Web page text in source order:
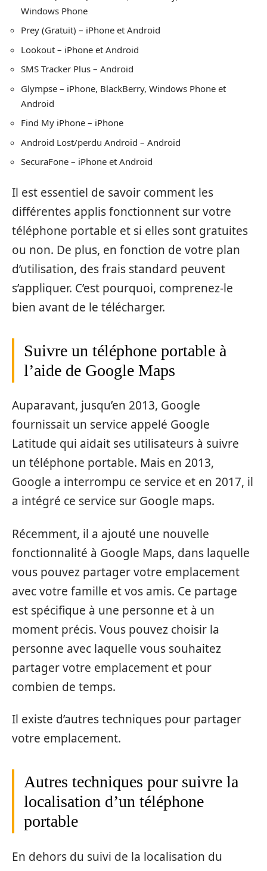
Windows Phone
Prey (Gratuit) – iPhone et Android
Lookout – iPhone et Android
SMS Tracker Plus – Android
Glympse – iPhone, BlackBerry, Windows Phone et
Android
Find My iPhone – iPhone
Android Lost/perdu Android – Android
SecuraFone – iPhone et Android
Il est essentiel de savoir comment les
différentes applis fonctionnent sur votre
téléphone portable et si elles sont gratuites
ou non. De plus, en fonction de votre plan
d’utilisation, des frais standard peuvent
s’appliquer. C’est pourquoi, comprenez-le
bien avant de le télécharger.
Suivre un téléphone portable à
l’aide de Google Maps
Auparavant, jusqu’en 2013, Google
fournissait un service appelé Google
Latitude qui aidait ses utilisateurs à suivre
un téléphone portable. Mais en 2013,
Google a interrompu ce service et en 2017, il
a intégré ce service sur Google maps.
Récemment, il a ajouté une nouvelle
fonctionnalité à Google Maps, dans laquelle
vous pouvez partager votre emplacement
avec votre famille et vos amis. Ce partage
est spécifique à une personne et à un
moment précis. Vous pouvez choisir la
personne avec laquelle vous souhaitez
partager votre emplacement et pour
combien de temps.
Il existe d’autres techniques pour partager
votre emplacement.
Autres techniques pour suivre la
localisation d’un téléphone
portable
En dehors du suivi de la localisation du